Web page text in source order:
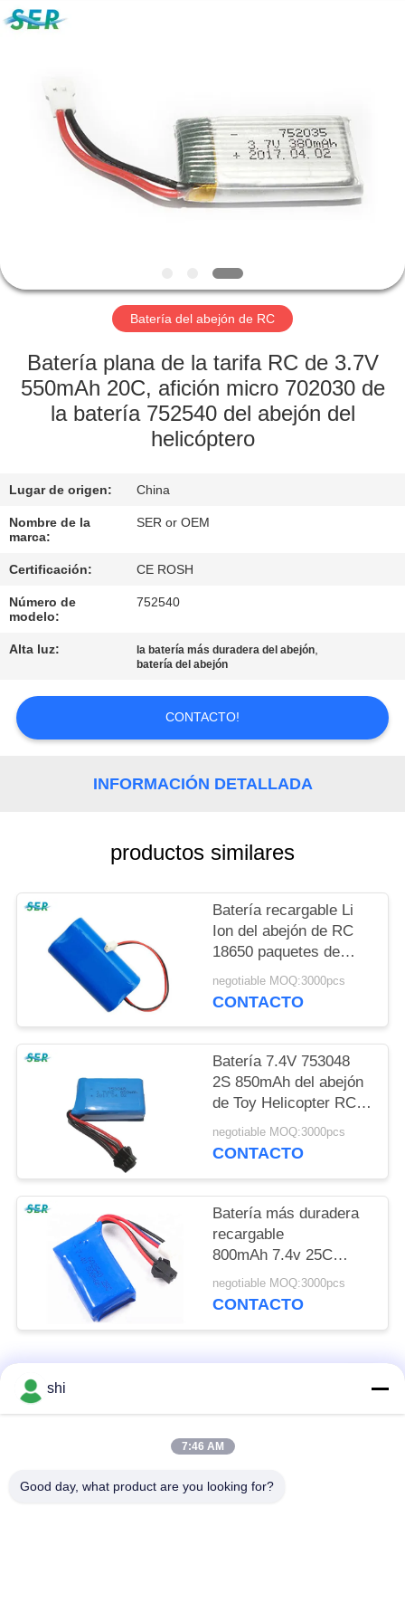
HOGAR
PRODUCTOS
VIAJE
LA
FÁBRICA
CALIDAD
ÉNTRENOS
EN
CONTACTO
CON
NOTICIAS
DEL
SITIO
PRIVACY
POLICY
Guangzhou
Serui
Battery
Batería del abejón de RC
Batería plana de la tarifa RC de 3.7V
550mAh 20C, afición micro 702030 de
la batería 752540 del abejón del
helicóptero
Lugar de origen: China
Nombre de la
marca:
SER or OEM
Certificación: CE ROSH
Número de
modelo:
752540
Alta luz: la batería más duradera del abejón,
batería del abejón
CONTACTO!
INFORMACIÓN DETALLADA
productos similares
Batería recargable Li
Ion del abejón de RC
18650 paquetes de
7.4V 2200mah para la
afición/el helicóptero
negotiable MOQ:3000pcs
CONTACTO
Batería 7.4V 753048
2S 850mAh del abejón
de Toy Helicopter RC
con el conector del
PCM XH/JST/SM
negotiable MOQ:3000pcs
CONTACTO
Batería más duradera
recargable
800mAh 7.4v 25C
602540 Li - PO del
abejón
negotiable MOQ:3000pcs
CONTACTO
Categorías Populares
Batería del litio
shi
7:46 AM
Good day, what product are you looking for?